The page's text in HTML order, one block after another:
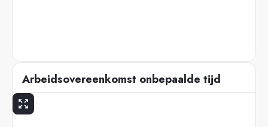
Arbeidsovereenkomst onbepaalde tijd